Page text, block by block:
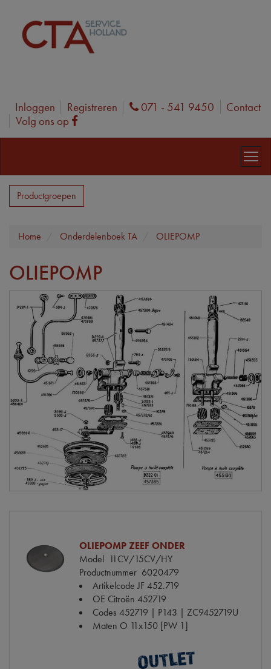
Inloggen Registreren Phone
071 - 541 9450
Contact
Volg ons op
Facebook
Productgroepen
Home Onderdelenboek TA OLIEPOMP
OLIEPOMP
OLIEPOMP ZEEF ONDER
Model 11CV/15CV/HY
Productnummer 6020479
Artikelcode JF452.719
OE Citroën 452719
Codes 452719 | P143 | ZC9452719U
Maten O 11x150 [PW 1]